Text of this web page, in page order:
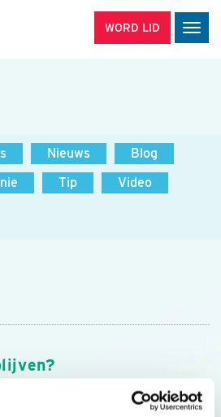
WORD LID
Nieuws
Blog
Tip
Video
nieuws, inspiratie, acties en tips
van Vogelbescherming.